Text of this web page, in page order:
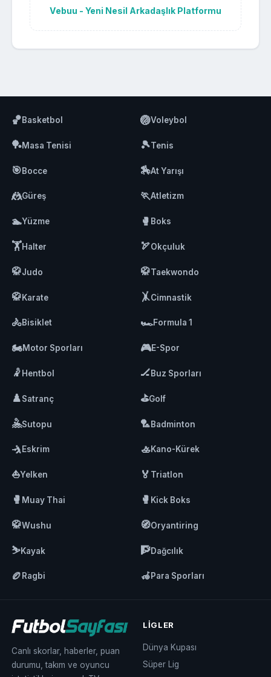
Vebuu - Yeni Nesil Arkadaşlık Platformu
🏀Basketbol 🏐Voleybol
🏓Masa Tenisi 🎾Tenis
🎯Bocce 🏇At Yarışı
🤼Güreş 🏃Atletizm
🏊Yüzme 🥊 Boks
🏋️Halter 🏹Okçuluk
🥋Judo 🥋Taekwondo
🥋Karate 🤸Cimnastik
🚴Bisiklet 🏎️Formula 1
🏍️Motor Sporları 🎮E-Spor
🤾 Hentbol 🏒Buz Sporları
♟️Satranç ⛳Golf
🤽Sutopu 🏸Badminton
🤺Eskrim 🚣Kano-Kürek
⛵Yelken 🏅 Triatlon
🥊 Muay Thai 🥊 Kick Boks
🥋Wushu 🧭Oryantiring
⛷️Kayak 🧗Dağcılık
🏉 Ragbi 🦽Para Sporları
Canlı skorlar, haberler, puan
durumu, takım ve oyuncu
LIGLER
Dünya Kupası
Süper Lig